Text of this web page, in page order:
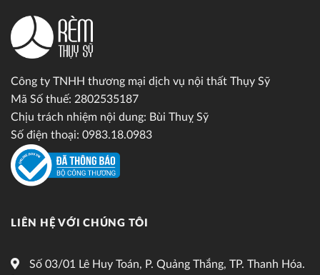
Công ty TNHH thương mại dịch vụ nội thất Thụy Sỹ
Mã Số thuế: 2802535187
Chịu trách nhiệm nội dung: Bùi Thuỵ Sỹ
Số điện thoại: 0983.18.0983
LIÊN HỆ VỚI CHÚNG TÔI
Số 03/01 Lê Huy Toán, P. Quảng Thắng, TP. Thanh Hóa.